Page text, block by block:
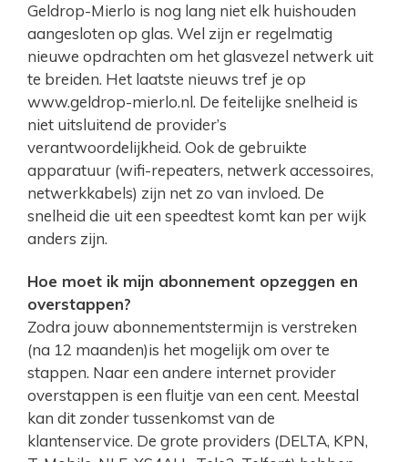
Geldrop-Mierlo is nog lang niet elk huishouden
aangesloten op glas. Wel zijn er regelmatig
nieuwe opdrachten om het glasvezel netwerk uit
te breiden. Het laatste nieuws tref je op
www.geldrop-mierlo.nl. De feitelijke snelheid is
niet uitsluitend de provider’s
verantwoordelijkheid. Ook de gebruikte
apparatuur (wifi-repeaters, netwerk accessoires,
netwerkkabels) zijn net zo van invloed. De
snelheid die uit een speedtest komt kan per wijk
anders zijn.
Hoe moet ik mijn abonnement opzeggen en
overstappen?
Zodra jouw abonnementstermijn is verstreken
(na 12 maanden)is het mogelijk om over te
stappen. Naar een andere internet provider
overstappen is een fluitje van een cent. Meestal
kan dit zonder tussenkomst van de
klantenservice. De grote providers (DELTA, KPN,